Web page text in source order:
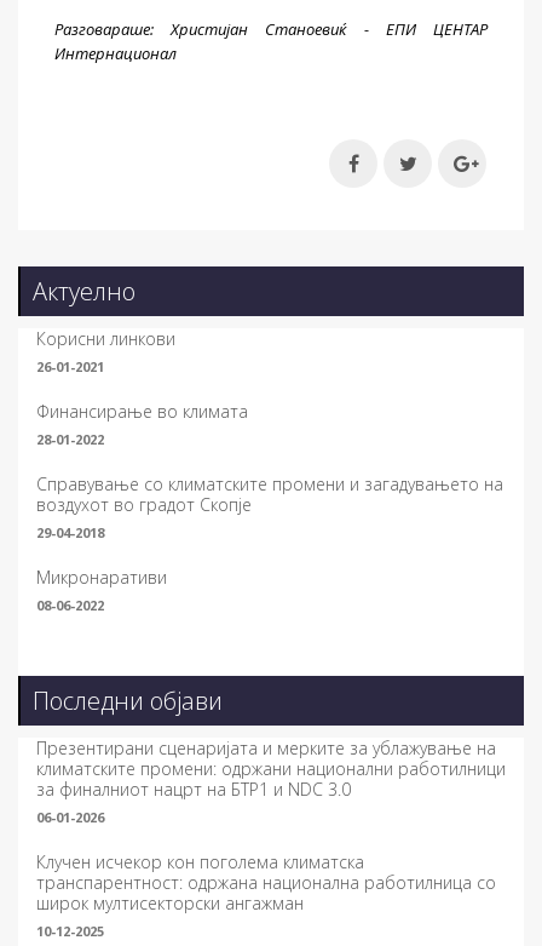
Разговараше: Христијан Станоевиќ - ЕПИ ЦЕНТАР
Интернационал
Актуелно
Корисни линкови
26-01-2021
Финансирање во климата
28-01-2022
Справување со климатските промени и загадувањето на
воздухот во градот Скопје
29-04-2018
Микронаративи
08-06-2022
Последни објави
Презентирани сценаријата и мерките за ублажување на
климатските промени: одржани национални работилници
за финалниот нацрт на БТР1 и NDC 3.0
06-01-2026
Клучен исчекор кон поголема климатска
транспарентност: одржана национална работилница со
широк мултисекторски ангажман
10-12-2025